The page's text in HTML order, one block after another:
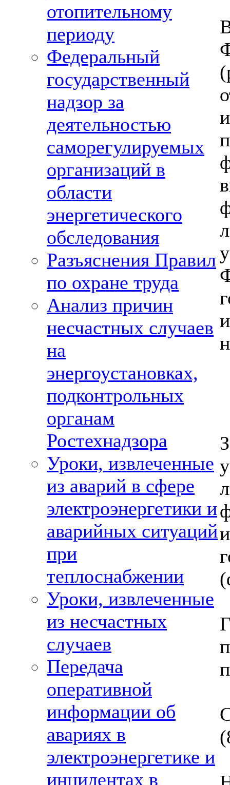
отопительному
периоду
Федеральный
государственный
надзор за
деятельностью
саморегулируемых
организаций в
области
энергетического
обследования
Разъяснения Правил
по охране труда
Анализ причин
несчастных случаев
на
энергоустановках,
подконтрольных
органам
Ростехнадзора
Уроки, извлеченные
из аварий в сфере
электроэнергетики и
аварийных ситуаций
при
теплоснабжении
Уроки, извлеченные
из несчастных
случаев
Передача
оперативной
информации об
авариях в
электроэнергетике и
инцидентах в